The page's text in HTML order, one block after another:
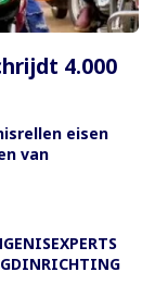
4.000
eisen
van